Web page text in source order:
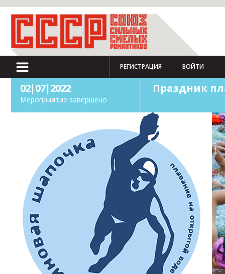
РЕГИСТРАЦИЯ ВОЙТИ
02|07|2022
Мероприятие завершено
Праздник